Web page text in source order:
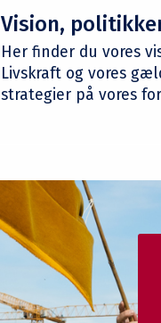
Vision,
Her finder du vores
Livskraft og vores
strategier på vores